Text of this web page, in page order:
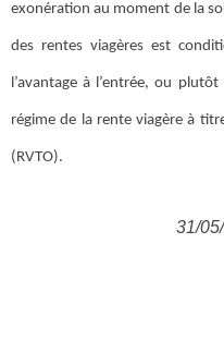
exonération au moment de la
des rentes viagères est
l’avantage à l’entrée, ou
régime de la rente viagère à
(RVTO).
31/